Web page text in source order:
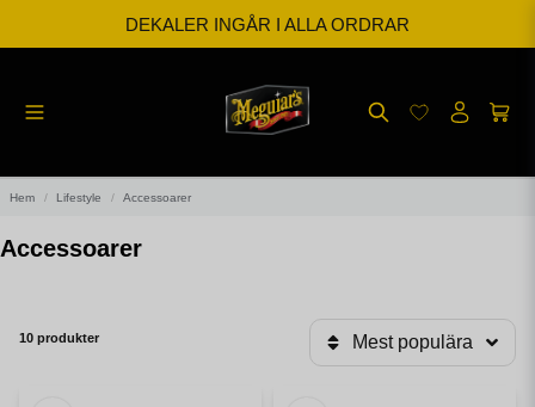
BESTÄLL INNAN KL 12 SÅ SKICKAR VI SAMMA DAG
FRI FRAKT FRÅN 599kr
Hem Lifestyle Accessoarer
Accessoarer
10 produkter Mest populära